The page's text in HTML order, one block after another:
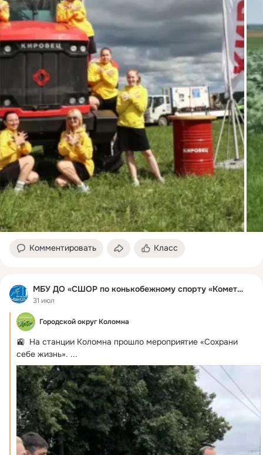
Комментировать Класс
МБУ ДО «СШОР по конькобежному спорту «Комета»
31 июл
Городской округ Коломна
🚉  На станции Коломна прошло мероприятие «Сохрани
себе жизнь». ...